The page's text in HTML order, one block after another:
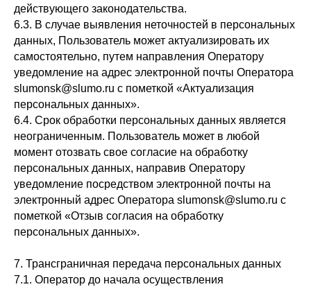
действующего законодательства.
6.3. В случае выявления неточностей в персональных
данных, Пользователь может актуализировать их
самостоятельно, путем направления Оператору
уведомление на адрес электронной почты Оператора
slumonsk@slumo.ru с пометкой «Актуализация
персональных данных».
6.4. Срок обработки персональных данных является
неограниченным. Пользователь может в любой
момент отозвать свое согласие на обработку
персональных данных, направив Оператору
уведомление посредством электронной почты на
электронный адрес Оператора slumonsk@slumo.ru с
пометкой «Отзыв согласия на обработку
персональных данных».
7. Трансграничная передача персональных данных
7.1. Оператор до начала осуществления